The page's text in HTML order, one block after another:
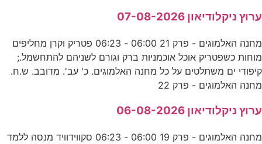
ערוץ ניקלודיאון 07-08-2026
מחנה האלמוגים - פרק 21 06:00 - 06:23 פטריק וקרן מחליפים
מוחות כשפטריק אוכל אוכמניות ברק וגורם לשניהם להתחשמל.;
קיפודי ים משתלטים על כל מחנה האלמוגים. כ' עב'. מדובב. ש.ח.
מחנה האלמוגים - פרק 22
ערוץ ניקלודיאון 06-08-2026
מחנה האלמוגים - פרק 19 06:00 - 06:23 סקווידוויד מנסה ללמד